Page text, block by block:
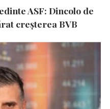
ASF: Dincolo de
creșterea BVB